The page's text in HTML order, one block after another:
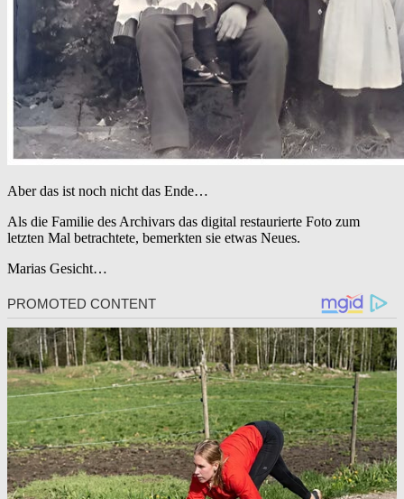
Aber das ist noch nicht das Ende…
Als die Familie des Archivars das digital restaurierte Foto zum
letzten Mal betrachtete, bemerkten sie etwas Neues.
Marias Gesicht…